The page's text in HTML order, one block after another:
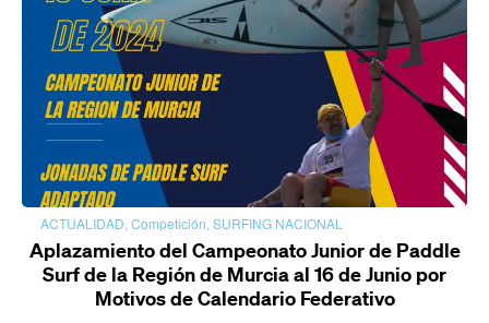
ACTUALIDAD, Competición, SURFING NACIONAL
Aplazamiento del Campeonato Junior de Paddle
Surf de la Región de Murcia al 16 de Junio por
Motivos de Calendario Federativo